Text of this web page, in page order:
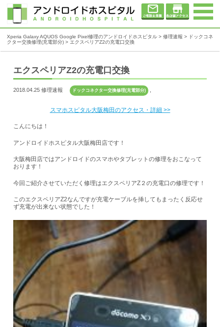
Xperia Galaxy AQUOS Google Pixel修理のアンドロイドホスピタル > 修理速報 > ドックコネ
クター交換修理(充電部分) > エクスペリアZ2の充電口交換
エクスペリアZ2の充電口交換
2018.04.25 修理速報 ドックコネクター交換修理(充電部分)
スマホスピタル大阪梅田のアクセス・詳細 >>
こんにちは！
アンドロイドホスピタル大阪梅田店です！
大阪梅田店ではアンドロイドのスマホやタブレットの修理をおこなって
おります！
今回ご紹介させていただく修理はエクスペリアZ２の充電口の修理です！
このエクスペリアZ2なんですが充電ケーブルを挿してもまったく反応せ
ず充電が出来ない状態でした！